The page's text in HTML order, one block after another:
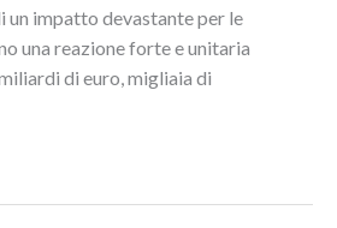
un impatto devastante per le
una reazione forte e unitaria
di euro, migliaia di